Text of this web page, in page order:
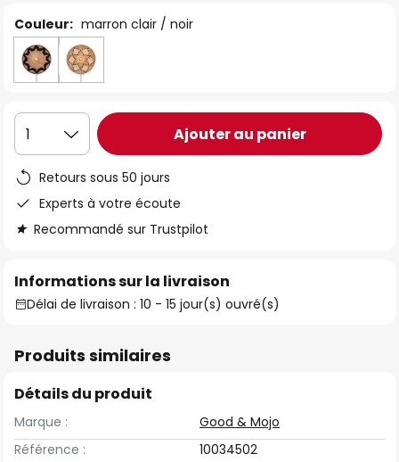
Couleur: marron clair / noir
1 Ajouter au panier
Retours sous 50 jours
Experts à votre écoute
Recommandé sur Trustpilot
Informations sur la livraison
Délai de livraison : 10 - 15 jour(s) ouvré(s)
Produits similaires
Détails du produit
Marque :
Good & Mojo
Référence :
10034502